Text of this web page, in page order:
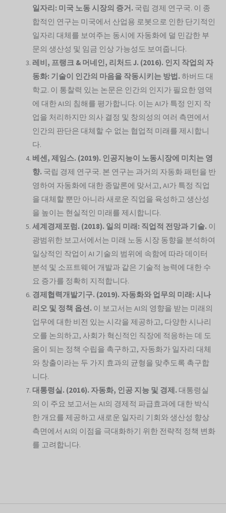
일자리: 미국 노동 시장의 증거. 국립 경제 연구국. 이 종
합적인 연구는 미국에서 산업용 로봇으로 인한 단기적인
일자리 대체를 보여주는 동시에 자동화에 덜 민감한 부
문의 생산성 및 임금 인상 가능성도 보여줍니다.
레비, 프랭크 & 머네인, 리처드 J. (2016). 인지 작업의 자
동화: 기술이 인간의 마음을 작동시키는 방법. 하버드 대
학교. 이 통찰력 있는 논문은 인간의 인지가 필요한 영역
에 대한 AI의 침해를 평가합니다. 이는 AI가 특정 인지 작
업을 처리하지만 의사 결정 및 창의성의 여러 측면에서
인간의 판단은 대체할 수 없는 협업적 미래를 제시합니
다.
베센, 제임스. (2019). 인공지능이 노동시장에 미치는 영
향. 국립 경제 연구국. 본 연구는 과거의 자동화 패턴을 반
영하여 자동화에 대한 종말론에 맞서고, AI가 특정 직업
을 대체할 뿐만 아니라 새로운 직업을 육성하고 생산성
을 높이는 현실적인 미래를 제시합니다.
세계경제포럼. (2018). 일의 미래: 직업적 전망과 기술. 이
광범위한 보고서에서는 미래 노동 시장 동향을 분석하여
일상적인 작업이 AI 기술의 범위에 속함에 따라 데이터
분석 및 소프트웨어 개발과 같은 기술적 능력에 대한 수
요 증가를 정확히 지적합니다.
경제협력개발기구. (2019). 자동화와 업무의 미래: 시나
리오 및 정책 옵션. 이 보고서는 AI의 영향을 받는 미래의
업무에 대한 비전 있는 시각을 제공하고, 다양한 시나리
오를 논의하고, 사회가 혁신적인 직장에 적응하는 데 도
움이 되는 정책 수립을 촉구하고, 자동화가 일자리 대체
와 창출이라는 두 가지 효과의 균형을 맞추도록 촉구합
니다.
대통령실. (2016). 자동화, 인공 지능 및 경제. 대통령실
의 이 주요 보고서는 AI의 경제적 파급효과에 대한 박식
한 개요를 제공하고 새로운 일자리 기회와 생산성 향상
측면에서 AI의 이점을 극대화하기 위한 전략적 정책 변화
를 고려합니다.